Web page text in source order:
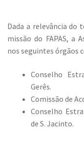
Dada a relevância do
missão do FAPAS, a
nos seguintes órgãos
Conselho
Gerês.
Comissão de
Conselho
de S. Jacinto.